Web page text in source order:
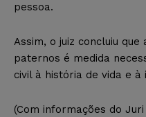
pessoa.
Assim, o juiz concluiu
paternos é medida
civil à história de vida e à
(Com informações do